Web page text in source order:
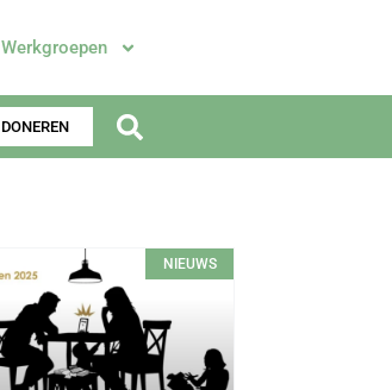
Werkgroepen
DONEREN
NIEUWS